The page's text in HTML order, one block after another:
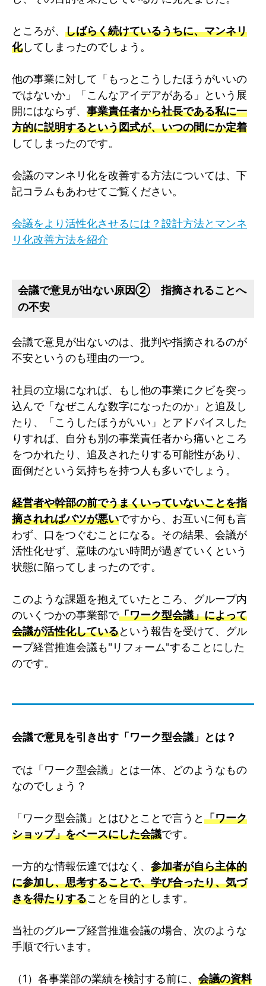
ところが、 しばらく続けているうちに、マンネリ
化してしまったのでしょう。
他の事業に対して「もっとこうしたほうがいいの
ではないか」「こんなアイデアがある」という展
開にはならず、 事業責任者から社長である私に一
方的に説明するという図式が、いつの間にか定着
してしまったのです。
会議のマンネリ化を改善する方法については、下
記コラムもあわせてご覧ください。
会議をより活性化させるには？設計方法とマンネ
リ化改善方法を紹介
会議で意見が出ない原因② 指摘されることへ
の不安
会議で意見が出ないのは、批判や指摘されるのが
不安というのも理由の一つ。
社員の立場になれば、もし他の事業にクビを突っ
込んで「なぜこんな数字になったのか」と追及し
たり、「こうしたほうがいい」とアドバイスした
りすれば、自分も別の事業責任者から痛いところ
をつかれたり、追及されたりする可能性があり、
面倒だという気持ちを持つ人も多いでしょう。
経営者や幹部の前でうまくいっていないことを指
摘されればバツが悪いですから、お互いに何も言
わず、口をつぐむことになる。その結果、会議が
活性化せず、意味のない時間が過ぎていくという
状態に陥ってしまったのです。
このような課題を抱えていたところ、グループ内
のいくつかの事業部で「ワーク型会議」によって
会議が活性化しているという報告を受けて、グル
ープ経営推進会議も"リフォーム"することにした
のです。
会議で意見を引き出す「ワーク型会議」とは？
では「ワーク型会議」とは一体、どのようなもの
なのでしょう？
「ワーク型会議」とはひとことで言うと「ワーク
ショップ」をベースにした会議です。
一方的な情報伝達ではなく、 参加者が自ら主体的
に参加し、思考することで、学び合ったり、気づ
きを得たりすることを目的とします。
当社のグループ経営推進会議の場合、次のような
手順で行います。
（1）各事業部の業績を検討する前に、 会議の資料